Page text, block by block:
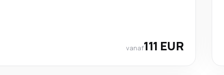
vanaf111 EUR